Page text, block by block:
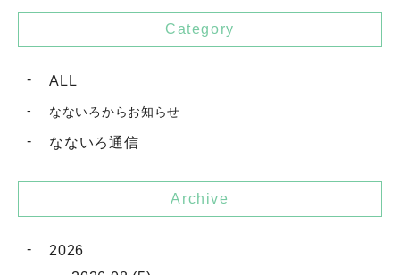
Category
ALL
なないろからお知らせ
なないろ通信
Archive
2026